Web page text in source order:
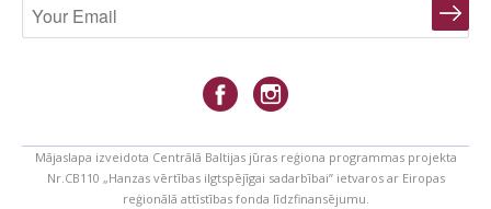
Mājaslapa izveidota Centrālā Baltijas jūras reģiona programmas projekta
Nr.CB110 „Hanzas vērtības ilgtspējīgai sadarbībai” ietvaros ar Eiropas
reģionālā attīstības fonda līdzfinansējumu.